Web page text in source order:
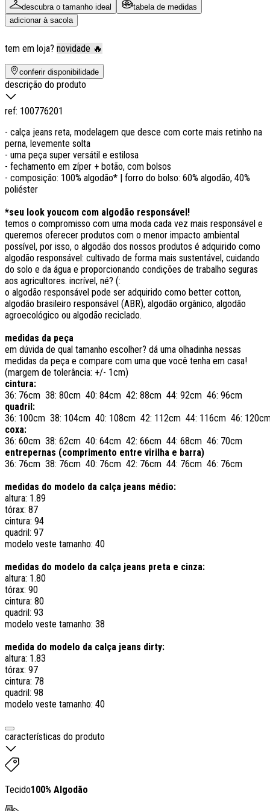
descubra o tamanho ideal
tabela de medidas
adicionar à sacola
tem em loja? novidade 🔥
conferir disponibilidade
descrição do produto
ref: 100776201
- calça jeans reta, modelagem que desce com corte mais retinho na
perna, levemente solta
- uma peça super versátil e estilosa
- fechamento em zíper + botão, com bolsos
- composição: 100% algodão* | forro do bolso: 60% algodão, 40%
poliéster
*seu look youcom com algodão responsável!
temos o compromisso com uma moda cada vez mais responsável e
queremos oferecer produtos com o menor impacto ambiental
possível, por isso, o algodão dos nossos produtos é adquirido como
algodão responsável: cultivado de forma mais sustentável, cuidando
do solo e da água e proporcionando condições de trabalho seguras
aos agricultores. incrível, né? (:
o algodão responsável pode ser adquirido como better cotton,
algodão brasileiro responsável (ABR), algodão orgânico, algodão
agroecológico ou algodão reciclado.
medidas da peça
em dúvida de qual tamanho escolher? dá uma olhadinha nessas
medidas da peça e compare com uma que você tenha em casa!
(margem de tolerância: +/- 1cm)
cintura:
36: 76cm 38: 80cm 40: 84cm 42: 88cm 44: 92cm 46: 96cm
quadril:
36: 100cm 38: 104cm 40: 108cm 42: 112cm 44: 116cm 46:
coxa:
36: 60cm 38: 62cm 40: 64cm 42: 66cm 44: 68cm 46: 70cm
entrepernas (comprimento entre virilha e barra)
36: 76cm 38: 76cm 40: 76cm 42: 76cm 44: 76cm 46: 76cm
medidas do modelo da calça jeans médio:
altura: 1.89
tórax: 87
cintura: 94
quadril: 97
modelo veste tamanho: 40
medidas do modelo da calça jeans preta e cinza:
altura: 1.80
tórax: 90
cintura: 80
quadril: 93
modelo veste tamanho: 38
medida do modelo da calça jeans dirty:
altura: 1.83
tórax: 97
cintura: 78
quadril: 98
modelo veste tamanho: 40
características do produto
Tecido100% Algodão